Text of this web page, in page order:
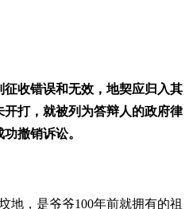
收错误和无效，地契应归入其
打，就被列为答辩人的政府律
撤销诉讼。
地，是爷爷100年前就拥有的祖